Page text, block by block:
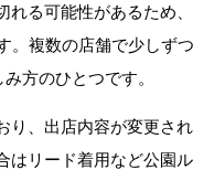
る可能性があるため、
。複数の店舗で少しずつ
方のひとつです。
り、出店内容が変更され
はリード着用など公園ル